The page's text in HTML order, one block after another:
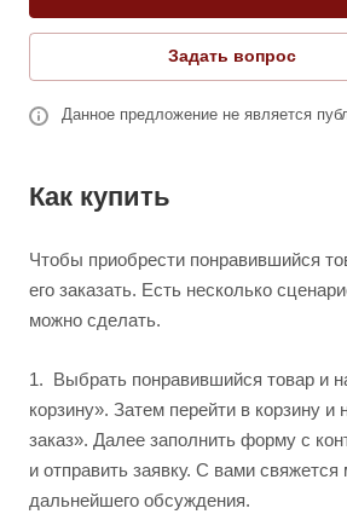
Задать вопрос
Данное предложение не является
Как купить
Чтобы приобрести понравившийся
его заказать. Есть несколько
можно сделать.
1. Выбрать понравившийся товар и
корзину». Затем перейти в корзину
заказ». Далее заполнить форму с
и отправить заявку. С вами
дальнейшего обсуждения.